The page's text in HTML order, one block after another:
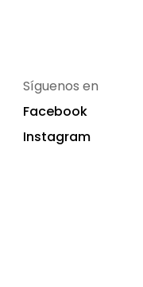
Síguenos en
Facebook
Instagram